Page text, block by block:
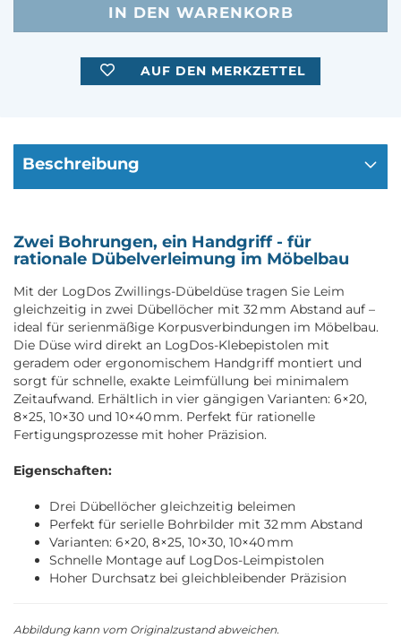
AUF DEN MERKZETTEL
Beschreibung
Zwei Bohrungen, ein Handgriff - für
rationale Dübelverleimung im Möbelbau
Mit der LogDos Zwillings-Dübeldüse tragen Sie Leim
gleichzeitig in zwei Dübellöcher mit 32 mm Abstand auf –
ideal für serienmäßige Korpusverbindungen im Möbelbau.
Die Düse wird direkt an LogDos-Klebepistolen mit
geradem oder ergonomischem Handgriff montiert und
sorgt für schnelle, exakte Leimfüllung bei minimalem
Zeitaufwand. Erhältlich in vier gängigen Varianten: 6×20,
8×25, 10×30 und 10×40 mm. Perfekt für rationelle
Fertigungsprozesse mit hoher Präzision.
Eigenschaften:
Drei Dübellöcher gleichzeitig beleimen
Perfekt für serielle Bohrbilder mit 32 mm Abstand
Varianten: 6×20, 8×25, 10×30, 10×40 mm
Schnelle Montage auf LogDos-Leimpistolen
Hoher Durchsatz bei gleichbleibender Präzision
Abbildung kann vom Originalzustand abweichen.